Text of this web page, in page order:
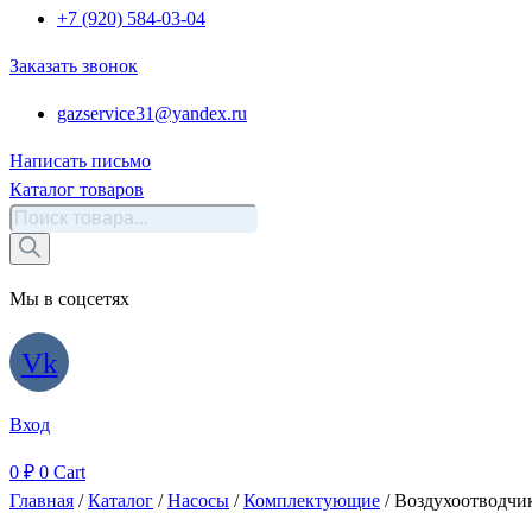
+7 (920) 584-03-04
Заказать звонок
gazservice31@yandex.ru
Написать письмо
Каталог товаров
Поиск
товаров
Мы в соцсетях
Vk
Вход
0 ₽ 0 Cart
Главная /Каталог /Насосы /Комплектующие /